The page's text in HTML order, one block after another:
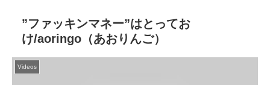
”ファッキンマネー”はとってお
け/aoringo（あおりんご）
Videos